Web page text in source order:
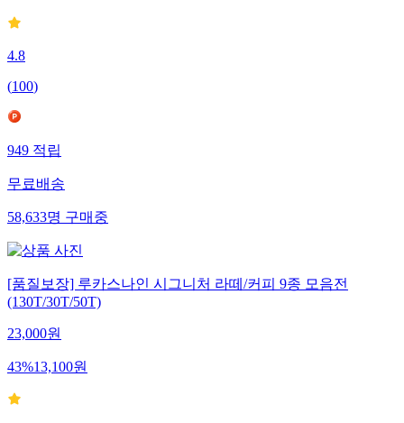
4.8
(100)
949 적립
무료배송
58,633명 구매중
[품질보장] 루카스나인 시그니처 라떼/커피 9종 모음전
(130T/30T/50T)
23,000원
43%13,100원